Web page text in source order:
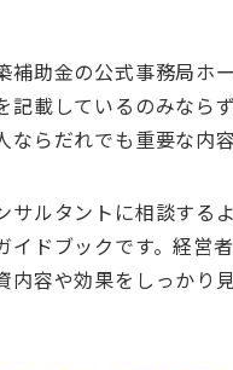
補助金の公式事務局ホ
記載しているのみなら
ならだれでも重要な内
サルタントに相談する
イドブックです。経営
内容や効果をしっかり